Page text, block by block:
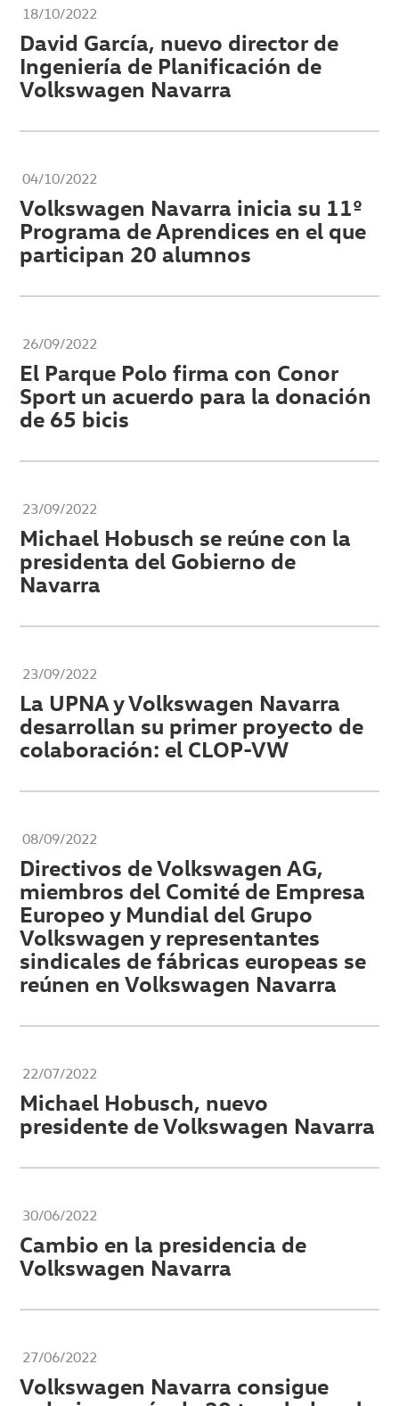
18/10/2022
David García, nuevo director de
Ingeniería de Planificación de
Volkswagen Navarra
04/10/2022
Volkswagen Navarra inicia su 11º
Programa de Aprendices en el que
participan 20 alumnos
26/09/2022
El Parque Polo firma con Conor
Sport un acuerdo para la donación
de 65 bicis
23/09/2022
Michael Hobusch se reúne con la
presidenta del Gobierno de
Navarra
23/09/2022
La UPNA y Volkswagen Navarra
desarrollan su primer proyecto de
colaboración: el CLOP-VW
08/09/2022
Directivos de Volkswagen AG,
miembros del Comité de Empresa
Europeo y Mundial del Grupo
Volkswagen y representantes
sindicales de fábricas europeas se
reúnen en Volkswagen Navarra
22/07/2022
Michael Hobusch, nuevo
presidente de Volkswagen Navarra
30/06/2022
Cambio en la presidencia de
Volkswagen Navarra
27/06/2022
Volkswagen Navarra consigue